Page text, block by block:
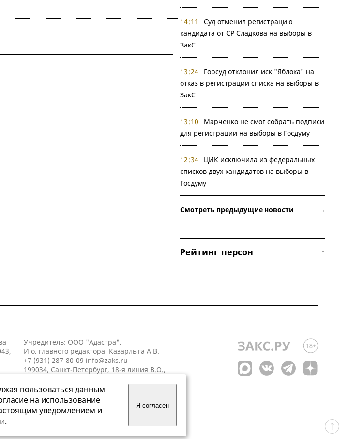
14:11
Суд отменил регистрацию
кандидата от СР Сладкова на выборы в
ЗакС
13:24
Горсуд отклонил иск "Яблока" на
отказ в регистрации списка на выборы в
ЗакС
13:10
Марченко не смог собрать подписи
для регистрации на выборы в Госдуму
12:34
ЦИК исключила из федеральных
списков двух кандидатов на выборы в
Госдуму
Смотреть предыдущие новости →
Рейтинг персон ↑
Учредитель: ООО "Адастра".
И.о. главного редактора: Казарлыга А.В.
+7 (931) 287-80-09 info@zaks.ru
199034, Санкт-Петербург, 18-я линия В.О.,
пользоваться данным
на использование
уведомлением и
.
Я согласен